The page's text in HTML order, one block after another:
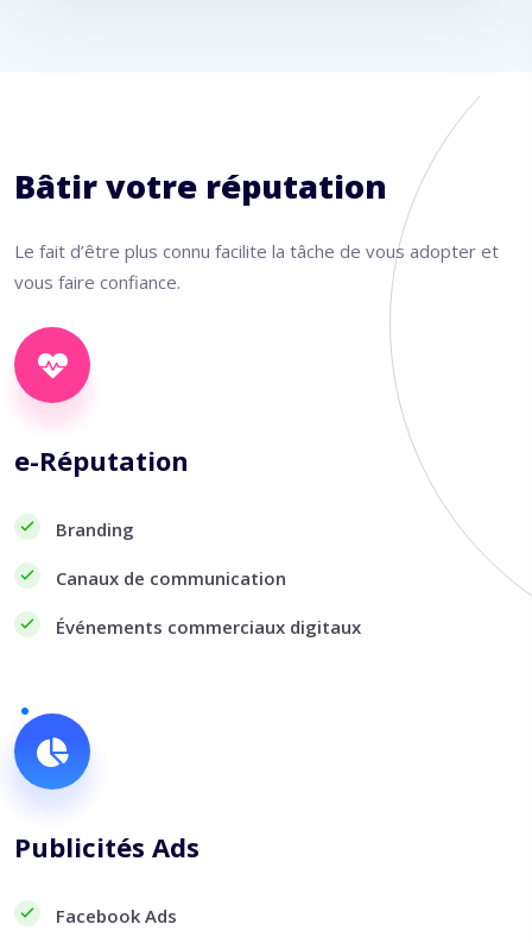
Bâtir votre réputation
Le fait d’être plus connu facilite la tâche de vous adopter et
vous faire confiance.
e-Réputation
Branding
Canaux de communication
Événements commerciaux digitaux
Publicités Ads
Facebook Ads